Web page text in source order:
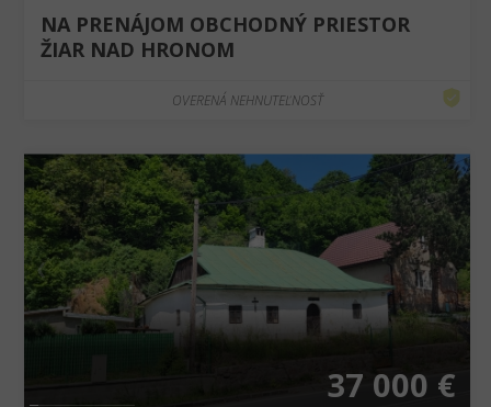
NA PRENÁJOM OBCHODNÝ PRIESTOR
ŽIAR NAD HRONOM
OVERENÁ NEHNUTEĽNOSŤ
❮ ❯
37 000 €